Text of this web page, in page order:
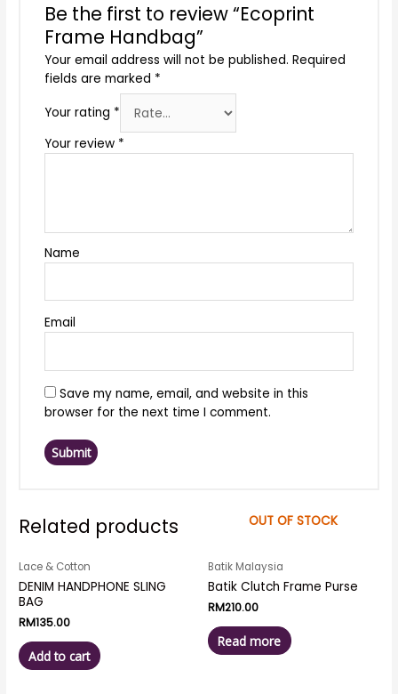
Be the first to review “Ecoprint
Frame Handbag”
Your email address will not be published. Required
fields are marked *
Your rating *
Your review *
Name
Email
Save my name, email, and website in this
browser for the next time I comment.
Related products
Lace & Cotton
DENIM HANDPHONE SLING
BAG
RM135.00
Add to cart
OUT OF STOCK
Batik Malaysia
Batik Clutch Frame Purse
RM210.00
Read more